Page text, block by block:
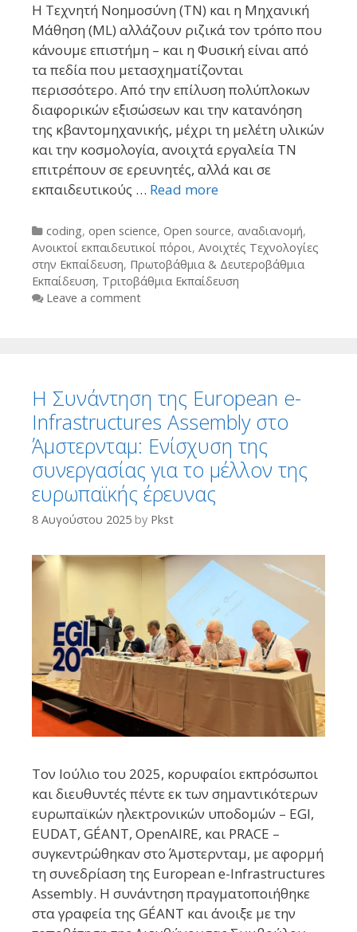
Η Τεχνητή Νοημοσύνη (ΤΝ) και η Μηχανική
Μάθηση (ML) αλλάζουν ριζικά τον τρόπο που
κάνουμε επιστήμη – και η Φυσική είναι από
τα πεδία που μετασχηματίζονται
περισσότερο. Από την επίλυση πολύπλοκων
διαφορικών εξισώσεων και την κατανόηση
της κβαντομηχανικής, μέχρι τη μελέτη υλικών
και την κοσμολογία, ανοιχτά εργαλεία ΤΝ
επιτρέπουν σε ερευνητές, αλλά και σε
εκπαιδευτικούς … Read more
Categories
coding, open science, Open source, αναδιανομή,
Ανοικτοί εκπαιδευτικοί πόροι, Ανοιχτές Τεχνολογίες
στην Εκπαίδευση, Πρωτοβάθμια & Δευτεροβάθμια
Εκπαίδευση, Τριτοβάθμια Εκπαίδευση
Leave a comment
Η Συνάντηση της European e-
Infrastructures Assembly στο
Άμστερνταμ: Ενίσχυση της
συνεργασίας για το μέλλον της
ευρωπαϊκής έρευνας
8 Αυγούστου 2025 by Pkst
Τον Ιούλιο του 2025, κορυφαίοι εκπρόσωποι
και διευθυντές πέντε εκ των σημαντικότερων
ευρωπαϊκών ηλεκτρονικών υποδομών – EGI,
EUDAT, GÉANT, OpenAIRE, και PRACE –
συγκεντρώθηκαν στο Άμστερνταμ, με αφορμή
τη συνεδρίαση της European e-Infrastructures
Assembly. Η συνάντηση πραγματοποιήθηκε
στα γραφεία της GÉANT και άνοιξε με την